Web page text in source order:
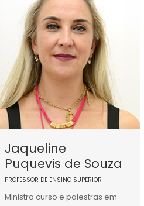
Jaqueline
Puquevis de Souza
PROFESSOR DE ENSINO SUPERIOR
Ministra curso e palestras em